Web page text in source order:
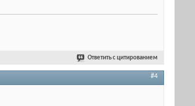
Ответить с цитированием
#4